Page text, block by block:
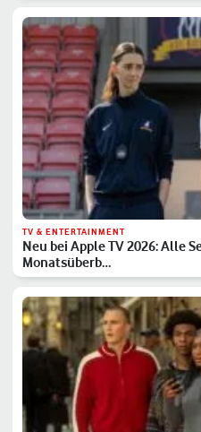
TV & ENTERTAINMENT
Neu bei Apple TV 2026: Alle
Monatsüberb…